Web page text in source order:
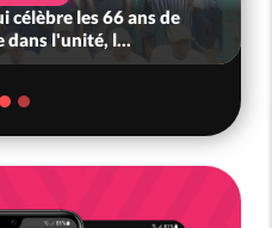
célèbre les 66 ans de
dans l'unité, l...